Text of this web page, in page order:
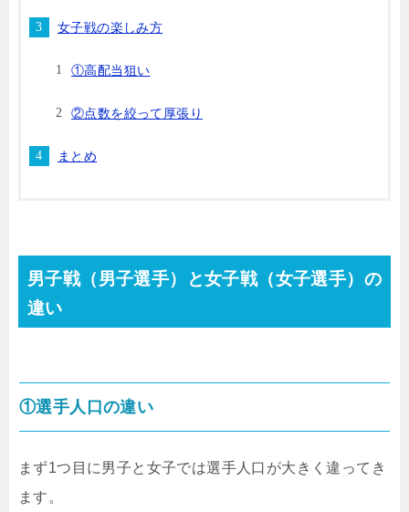
女子戦の楽しみ方
①高配当狙い
②点数を絞って厚張り
まとめ
男子戦（男子選手）と女子戦（女子選手）の
違い
①選手人口の違い
まず1つ目に男子と女子では選手人口が大きく違ってき
ます。